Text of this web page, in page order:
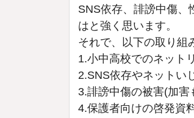
SNS依存、誹謗中傷、
はと強く思います。
それで、以下の取り組
1.小中高校でのネット
2.SNS依存やネットい
3.誹謗中傷の被害(加害
4.保護者向けの啓発資